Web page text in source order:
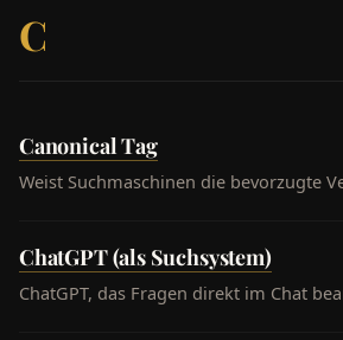
C
Canonical Tag
Weist Suchmaschinen die bevorzugte
ChatGPT (als Suchsystem)
ChatGPT, das Fragen direkt im Chat